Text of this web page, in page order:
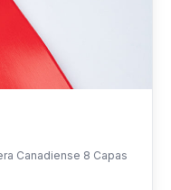
Canadiense 8 Capas